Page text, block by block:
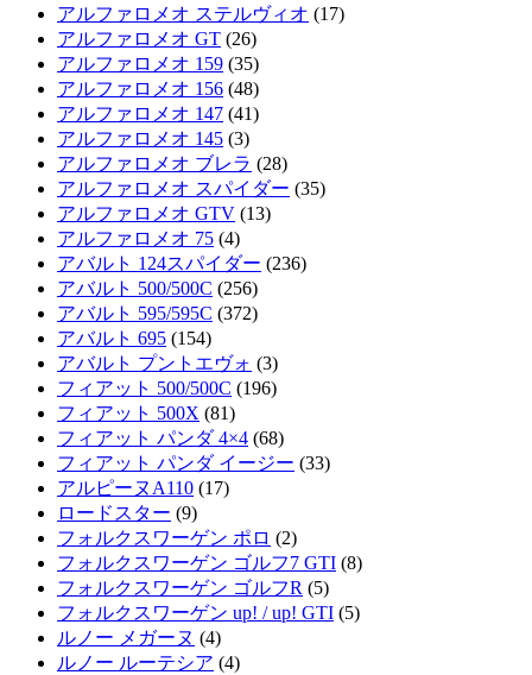
アルファロメオ ステルヴィオ (17)
アルファロメオ GT (26)
アルファロメオ 159 (35)
アルファロメオ 156 (48)
アルファロメオ 147 (41)
アルファロメオ 145 (3)
アルファロメオ ブレラ (28)
アルファロメオ スパイダー (35)
アルファロメオ GTV (13)
アルファロメオ 75 (4)
アバルト 124スパイダー (236)
アバルト 500/500C (256)
アバルト 595/595C (372)
アバルト 695 (154)
アバルト プントエヴォ (3)
フィアット 500/500C (196)
フィアット 500X (81)
フィアット パンダ 4×4 (68)
フィアット パンダ イージー (33)
アルピーヌA110 (17)
ロードスター (9)
フォルクスワーゲン ポロ (2)
フォルクスワーゲン ゴルフ7 GTI (8)
フォルクスワーゲン ゴルフR (5)
フォルクスワーゲン up! / up! GTI (5)
ルノー メガーヌ (4)
ルノー ルーテシア (4)